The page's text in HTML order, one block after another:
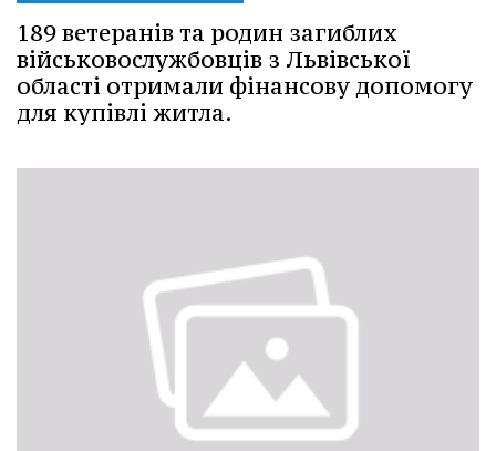
189 ветеранів та родин загиблих
військовослужбовців з Львівської
області отримали фінансову допомогу
для купівлі житла.